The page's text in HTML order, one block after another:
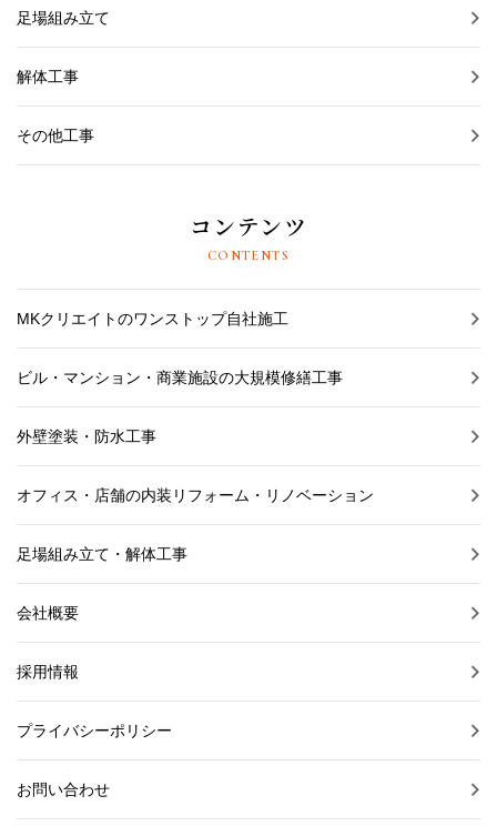
足場組み立て
解体工事
その他工事
コンテンツ
CONTENTS
MKクリエイトのワンストップ自社施工
ビル・マンション・商業施設の大規模修繕工事
外壁塗装・防水工事
オフィス・店舗の内装リフォーム・リノベーション
足場組み立て・解体工事
会社概要
採用情報
プライバシーポリシー
お問い合わせ